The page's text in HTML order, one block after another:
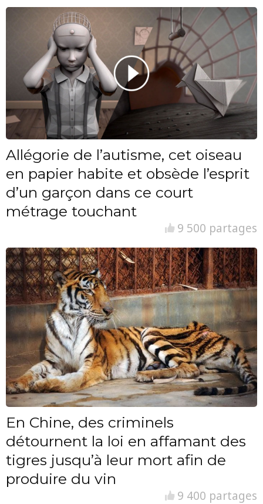
Allégorie de l’autisme, cet oiseau
en papier habite et obsède l’esprit
d’un garçon dans ce court
métrage touchant
9 500 partages
En Chine, des criminels
détournent la loi en affamant des
tigres jusqu’à leur mort afin de
produire du vin
9 400 partages